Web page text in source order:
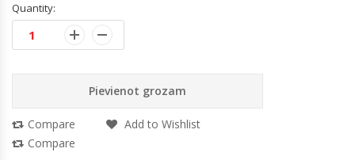
Quantity:
Pievienot grozam
Compare
Add to Wishlist
Compare